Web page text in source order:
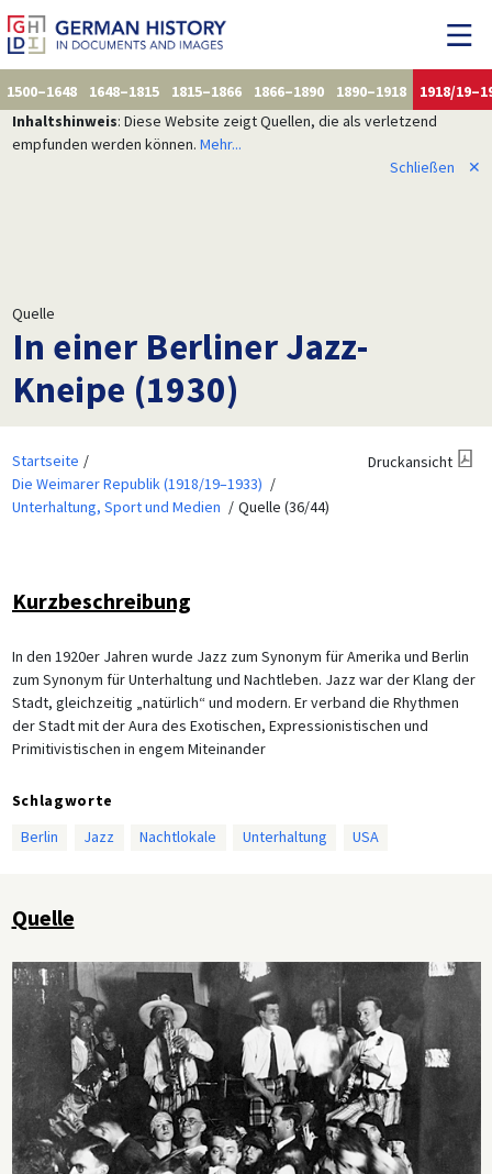
1500–1648 1648–1815 1815–1866 1866–1890 1890–1918
1918/
Inhaltshinweis: Diese Website zeigt Quellen, die als verletzend
empfunden werden können. Mehr...
Schließen
✕
Quelle
In einer Berliner Jazz-
Kneipe (1930)
Startseite
Die Weimarer Republik (1918/19–1933)
Unterhaltung, Sport und Medien
Quelle (36/44)
Druckansicht
Kurzbeschreibung
In den 1920er Jahren wurde Jazz zum Synonym für Amerika und Berlin
zum Synonym für Unterhaltung und Nachtleben. Jazz war der Klang der
Stadt, gleichzeitig „natürlich“ und modern. Er verband die Rhythmen
der Stadt mit der Aura des Exotischen, Expressionistischen und
Primitivistischen in engem Miteinander
Schlagworte
Berlin
Jazz Nachtlokale Unterhaltung USA
Quelle